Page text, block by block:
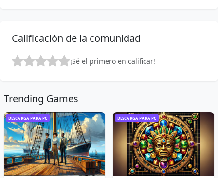
Calificación de la comunidad
¡Sé el primero en calificar!
Trending Games
DESCARGA PARA PC DESCARGA PARA PC